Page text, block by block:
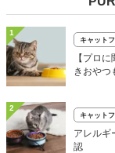
1
キャット
【プロ
きおやつ
2
キャット
アレルギ
認